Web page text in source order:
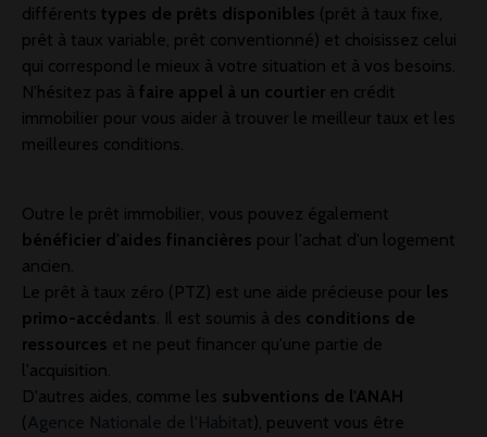
différents types de prêts disponibles (prêt à taux fixe,
prêt à taux variable, prêt conventionné) et choisissez celui
qui correspond le mieux à votre situation et à vos besoins.
N'hésitez pas à faire appel à un courtier en crédit
immobilier pour vous aider à trouver le meilleur taux et les
meilleures conditions.
Outre le prêt immobilier, vous pouvez également
bénéficier d'aides financières pour l'achat d'un logement
ancien.
Le prêt à taux zéro (PTZ) est une aide précieuse pour
les
primo-accédants. Il est soumis à des conditions de
ressources et ne peut financer qu'une partie de
l'acquisition.
D'autres aides, comme les subventions de l'ANAH
(
), peuvent vous être